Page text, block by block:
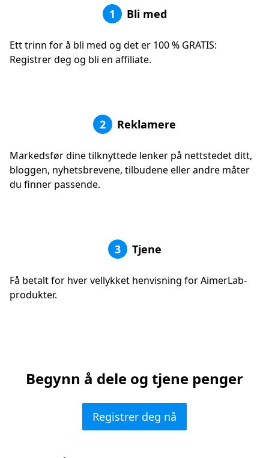
1 Bli med
Ett trinn for å bli med og det er 100 % GRATIS:
Registrer deg og bli en affiliate.
2 Reklamere
Markedsfør dine tilknyttede lenker på nettstedet ditt,
bloggen, nyhetsbrevene, tilbudene eller andre måter
du finner passende.
3 Tjene
Få betalt for hver vellykket henvisning for AimerLab-
produkter.
Begynn å dele og tjene penger
Registrer deg nå